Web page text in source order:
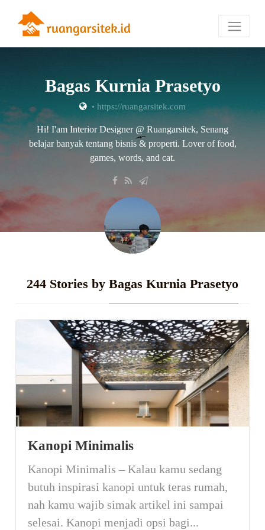
Bagas Kurnia Prasetyo
• https://ruangarsitek.com
Hi! I'am Interior Designer @ Ruangarsitek, Senang
belajar banyak tentang bisnis & properti. Lover of food,
games, words, and cat.
244 Stories by Bagas Kurnia Prasetyo
Kanopi Minimalis
Kanopi Minimalis – Kalau kamu sedang
butuh inspirasi kanopi untuk teras rumah,
nah kamu wajib simak artikel ini sampai
selesai. Kanopi menjadi opsi bagi...